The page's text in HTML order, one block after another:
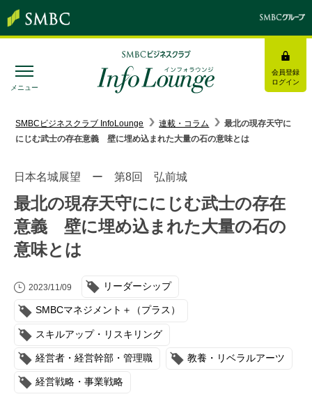
メニュー
会員登録
ログイン
みんなの研修
トピックス＆インフォメーション
インタビュー・レポート
イベント・セミナー
動画
SMBCビジネスクラブ InfoLounge 連載・コラム
最北の現存天守に
にじむ武士の存在意義 壁に埋め込まれた大量の石の意味とは
日本名城展望 ー 第8回 弘前城
最北の現存天守ににじむ武士の存在
意義 壁に埋め込まれた大量の石の
意味とは
2023/11/09 リーダーシップ
SMBCマネジメント＋（プラス）
スキルアップ・リスキリング
経営者・経営幹部・管理職 教養・リベラルアーツ
経営戦略・事業戦略